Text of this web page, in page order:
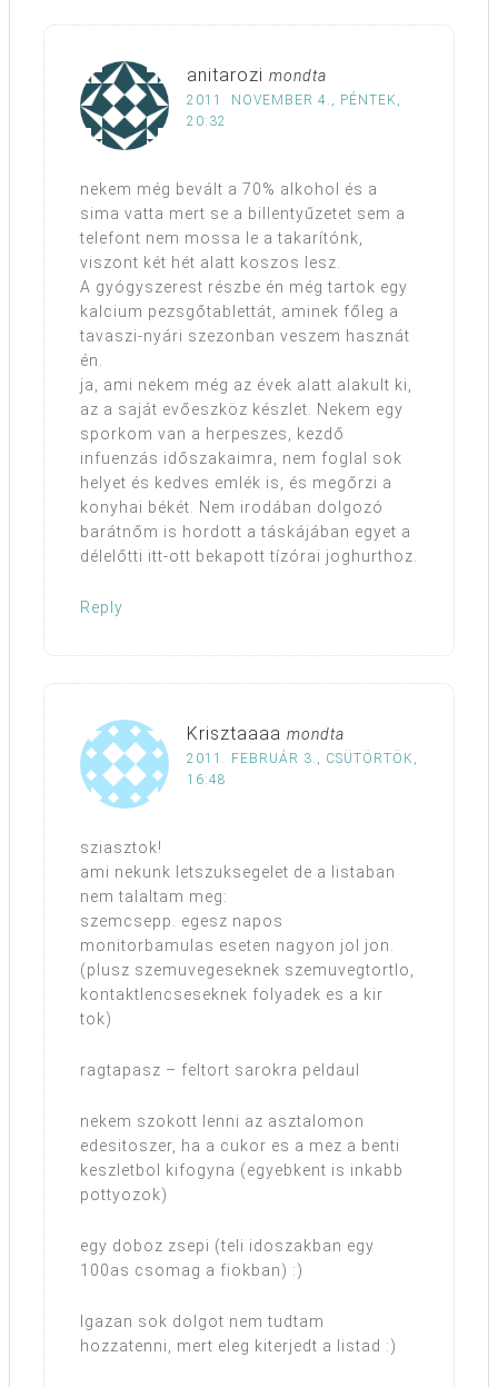
anitarozi mondta
2011. NOVEMBER 4., PÉNTEK,
20:32
nekem még bevált a 70% alkohol és a
sima vatta mert se a billentyűzetet sem a
telefont nem mossa le a takarítónk,
viszont két hét alatt koszos lesz.
A gyógyszerest részbe én még tartok egy
kalcium pezsgőtablettát, aminek főleg a
tavaszi-nyári szezonban veszem hasznát
én.
ja, ami nekem még az évek alatt alakult ki,
az a saját evőeszköz készlet. Nekem egy
sporkom van a herpeszes, kezdő
infuenzás időszakaimra, nem foglal sok
helyet és kedves emlék is, és megőrzi a
konyhai békét. Nem irodában dolgozó
barátnőm is hordott a táskájában egyet a
délelőtti itt-ott bekapott tízórai joghurthoz.
Reply
Krisztaaaa mondta
2011. FEBRUÁR 3., CSÜTÖRTÖK,
16:48
sziasztok!
ami nekunk letszuksegelet de a listaban
nem talaltam meg:
szemcsepp. egesz napos
monitorbamulas eseten nagyon jol jon.
(plusz szemuvegeseknek szemuvegtortlo,
kontaktlencseseknek folyadek es a kir
tok)
ragtapasz – feltort sarokra peldaul
nekem szokott lenni az asztalomon
edesitoszer, ha a cukor es a mez a benti
keszletbol kifogyna (egyebkent is inkabb
pottyozok)
egy doboz zsepi (teli idoszakban egy
100as csomag a fiokban) :)
Igazan sok dolgot nem tudtam
hozzatenni, mert eleg kiterjedt a listad :)